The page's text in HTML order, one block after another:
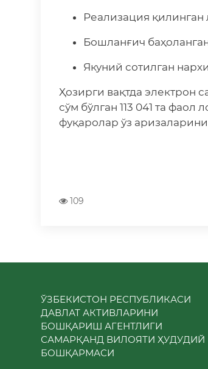
Реализация қилинган
Бошланғич
Якуний сотилган
Ҳозирги вақтда электрон
сўм бўлган 113 041 та
фуқаролар ўз
109
ЎЗБЕКИСТОН РЕСПУБЛИКАСИ
ДАВЛАТ АКТИВЛАРИНИ
БОШҚАРИШ АГЕНТЛИГИ
САМАРҚАНД ВИЛОЯТИ ҲУДУДИЙ
БОШҚАРМАСИ